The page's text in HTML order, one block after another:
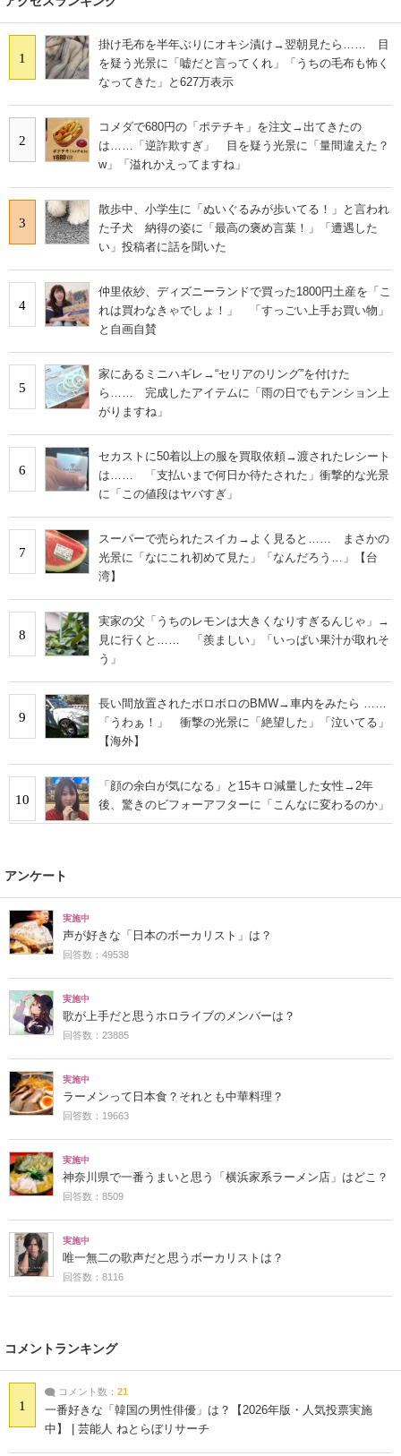
1
掛け毛布を半年ぶりにオキシ漬け→翌朝見たら…… 目
を疑う光景に「嘘だと言ってくれ」「うちの毛布も怖く
なってきた」と627万表示
2
コメダで680円の「ポテチキ」を注文→出てきたの
は……「逆詐欺すぎ」 目を疑う光景に「量間違えた？
w」「溢れかえってますね」
3
散歩中、小学生に「ぬいぐるみが歩いてる！」と言われ
た子犬 納得の姿に「最高の褒め言葉！」「遭遇した
い」投稿者に話を聞いた
4
仲里依紗、ディズニーランドで買った1800円土産を「こ
れは買わなきゃでしょ！」 「すっごい上手お買い物」
と自画自賛
5
家にあるミニハギレ→“セリアのリング”を付けた
ら…… 完成したアイテムに「雨の日でもテンション上
がりますね」
6
セカストに50着以上の服を買取依頼→渡されたレシート
は…… 「支払いまで何日か待たされた」衝撃的な光景
に「この値段はヤバすぎ」
7
スーパーで売られたスイカ→よく見ると…… まさかの
光景に「なにこれ初めて見た」「なんだろう…」【台
湾】
8
実家の父「うちのレモンは大きくなりすぎるんじゃ」→
見に行くと…… 「羨ましい」「いっぱい果汁が取れそ
う」
9
長い間放置されたボロボロのBMW→車内をみたら ……
「うわぁ！」 衝撃の光景に「絶望した」「泣いてる」
【海外】
10
「顔の余白が気になる」と15キロ減量した女性→2年
後、驚きのビフォーアフターに「こんなに変わるのか」
アンケート
実施中
声が好きな「日本のボーカリスト」は？
回答数：49538
実施中
歌が上手だと思うホロライブのメンバーは？
回答数：23885
実施中
ラーメンって日本食？それとも中華料理？
回答数：19663
実施中
神奈川県で一番うまいと思う「横浜家系ラーメン店」はどこ？
回答数：8509
実施中
唯一無二の歌声だと思うボーカリストは？
回答数：8116
コメントランキング
1
コメント数： 21
一番好きな「韓国の男性俳優」は？【2026年版・人気投票実施
中】 | 芸能人 ねとらぼリサーチ